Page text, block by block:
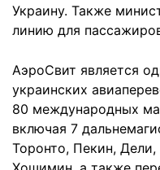
Украину. Также
линию для
АэроСвит является
украинских
80 международных
включая 7
Торонто, Пекин,